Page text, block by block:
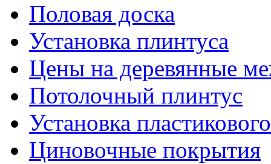
Половая доска
Установка плинтуса
Цены на деревянные
Потолочный плинтус
Установка
Циновочные покрытия